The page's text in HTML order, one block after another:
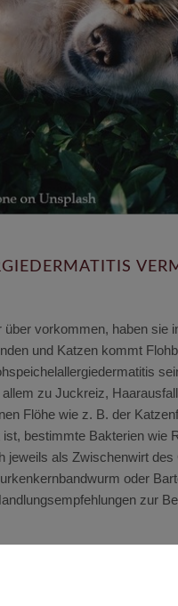
vorkommen, haben sie
und Katzen kommt
zu Juckreiz,
Flöhe wie z. B. der
bestimmte Bakterien
jeweils als Zwischenwirt
oder
zur
Stich genügt
können bei Hunden und
Tier erneut mit Flöhen in